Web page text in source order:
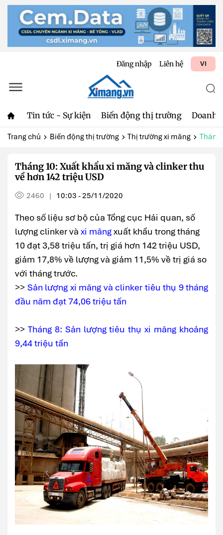
Đăng nhập Liên hệ VI
Tin tức - Sự kiện Biến động thị trường Doanh
Trang chủ Biến động thị trường Thị trường xi măng
Tháng 10: Xuất khẩu xi măng và clinker thu
về hơn 142 triệu USD
2460 | 10:03 - 25/11/2020
Theo số liệu sơ bộ của Tổng cục Hải quan, số
lượng clinker và xi măngxuất khẩu trong tháng
10 đạt 3,58 triệu tấn, trị giá hơn 142 triệu USD,
giảm 17,8% về lượng và giảm 11,5% về trị giá so
với tháng trước.
>> Sản lượng xi măng và clinker tiêu thụ 9 tháng
đầu năm đạt 74,06 triệu tấn
>> Tháng 8: Sản lượng tiêu thụ xi măng khoảng
9,44 triệu tấn